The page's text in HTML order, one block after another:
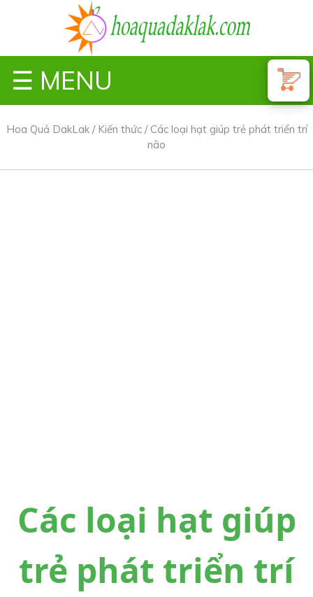
☰ MENU
Hoa Quả DakLak/ Kiến thức/ Các loại hạt giúp trẻ phát triển trí
não
Các loại hạt giúp
trẻ phát triển trí